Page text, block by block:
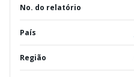
No. do relatório
País
Região